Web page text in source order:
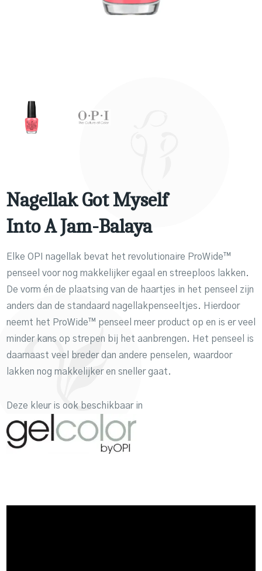
Nagellak Got Myself
Into A Jam-Balaya
Elke OPI nagellak bevat het revolutionaire ProWide™
penseel voor nog makkelijker egaal en streeploos lakken.
De vorm én de plaatsing van de haartjes in het penseel zijn
anders dan de standaard nagellakpenseeltjes. Hierdoor
neemt het ProWide™ penseel meer product op en is er veel
minder kans op strepen bij het aanbrengen. Het penseel is
daarnaast veel breder dan andere penselen, waardoor
lakken nog makkelijker en sneller gaat.
Deze kleur is ook beschikbaar in